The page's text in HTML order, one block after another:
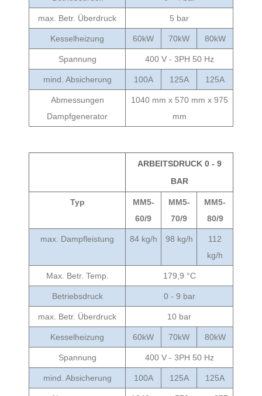
max. Betr. Überdruck 5 bar
Kesselheizung 60kW 70kW 80kW
Spannung 400 V - 3PH 50 Hz
mind. Absicherung 100A 125A 125A
Abmessungen
Dampfgenerator
1040 mm x 570 mm x 975
mm
ARBEITSDRUCK 0 - 9
BAR
Typ
MM5-
60/9
MM5-
70/9
MM5-
80/9
max. Dampfleistung 84 kg/h 98 kg/h
112
kg/h
Max. Betr. Temp. 179,9 °C
Betriebsdruck 0 - 9 bar
max. Betr. Überdruck 10 bar
Kesselheizung 60kW 70kW 80kW
Spannung 400 V - 3PH 50 Hz
mind. Absicherung 100A 125A 125A